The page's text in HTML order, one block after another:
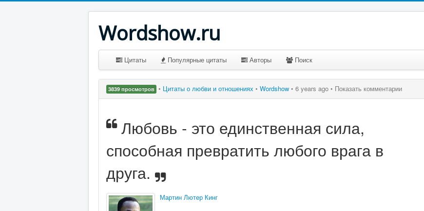
Wordshow.ru
Цитаты Популярные цитаты Авторы Поиск
3839 просмотров • Цитаты о любви и отношениях • Wordshow • 6 years ago • Показать комментарии
Любовь - это единственная сила,
способная превратить любого врага в
друга.
Мартин Лютер Кинг